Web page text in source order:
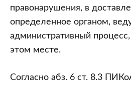
процессе
правонарушения, в
определенное органом,
административный
этом месте.
Согласно абз. 6 ст. 8.3